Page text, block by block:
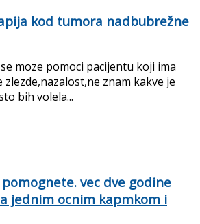
kod tumora nadbubrežne
moze pomoci pacijentu koji ima
znam kakve je
bih volela...
vec dve godine
jednim ocnim kapmkom i